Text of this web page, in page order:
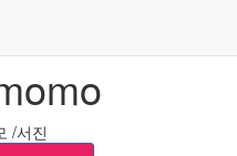
/서진